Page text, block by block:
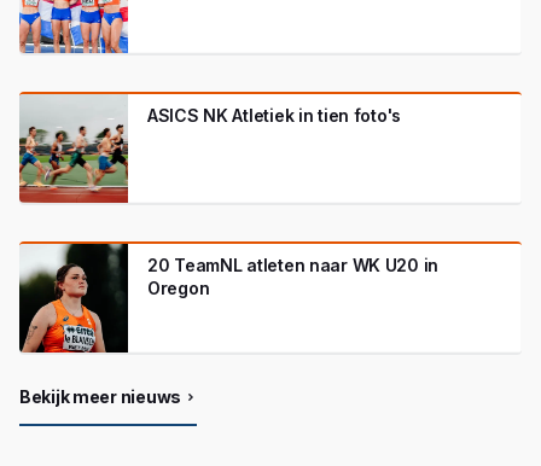
ASICS NK Atletiek in tien foto's
20 TeamNL atleten naar WK U20 in
Oregon
Bekijk meer nieuws